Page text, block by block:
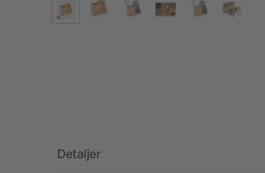
Detaljer